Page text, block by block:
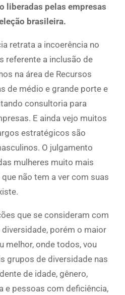
liberadas pelas empresas
brasileira.
retrata a incoerência no
referente a inclusão de
na área de Recursos
de médio e grande porte e
consultoria para
E ainda vejo muitos
estratégicos são
O julgamento
mulheres muito mais
não tem a ver com suas
que se consideram com
porém o maior
melhor, onde todos, vou
grupos de diversidade nas
de idade, gênero,
e pessoas com deficiência,